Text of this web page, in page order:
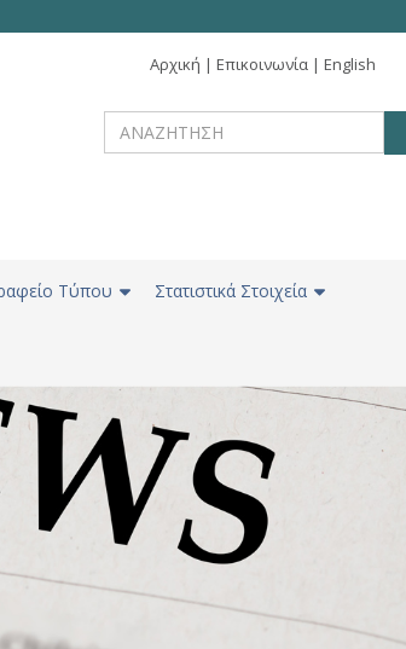
Αρχική | Επικοινωνία | English
Τύπου Στατιστικά Στοιχεία